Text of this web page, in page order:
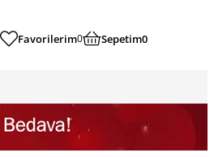
Favorilerim0 Sepetim0